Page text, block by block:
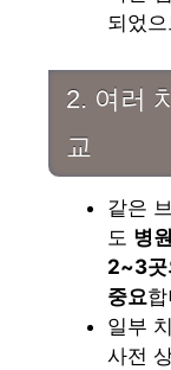
되었
2. 여러
교
같은
도 병
2~3곳
중요
일부
사전